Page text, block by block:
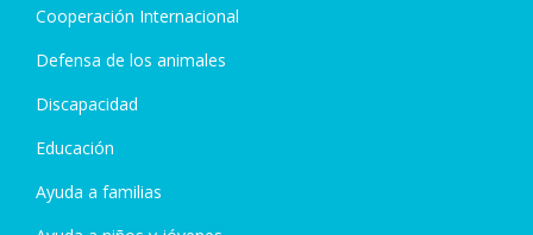
Cooperación Internacional
Defensa de los animales
Discapacidad
Educación
Ayuda a familias